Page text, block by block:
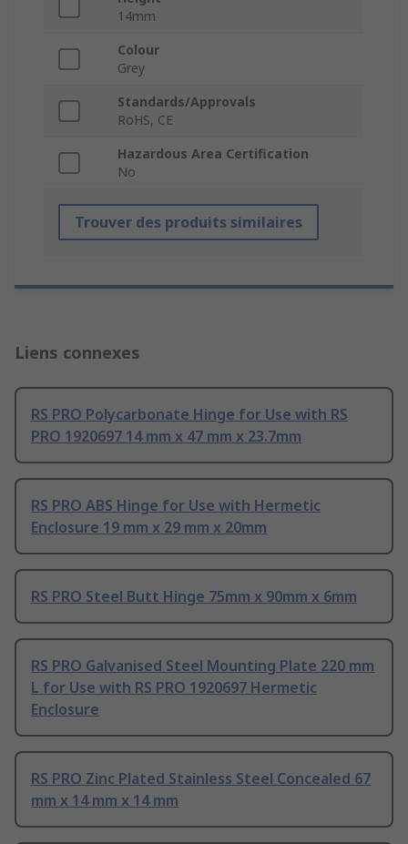
14mm
Colour
Grey
Standards/Approvals
RoHS, CE
Hazardous Area Certification
No
Trouver des produits similaires
Liens connexes
RS PRO Polycarbonate Hinge for Use with RS
PRO 1920697 14 mm x 47 mm x 23.7mm
RS PRO ABS Hinge for Use with Hermetic
Enclosure 19 mm x 29 mm x 20mm
RS PRO Steel Butt Hinge 75mm x 90mm x 6mm
RS PRO Galvanised Steel Mounting Plate 220 mm
L for Use with RS PRO 1920697 Hermetic
Enclosure
RS PRO Zinc Plated Stainless Steel Concealed 67
mm x 14 mm x 14 mm